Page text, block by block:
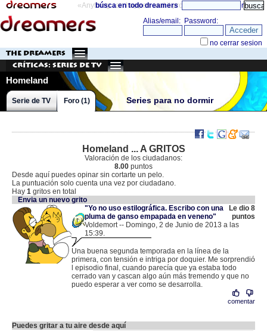
«Anything can happen and it probably will» directorio
búsca en todo dreamers
THE DREAMERS
Críticas: Series de TV
Homeland
Series para no dormir
Serie de TV Foro (1)
Homeland ... A GRITOS
Valoración de los ciudadanos:
8.00 puntos
Desde aquí puedes opinar sin cortarte un pelo.
La puntuación solo cuenta una vez por ciudadano.
Hay 1 gritos en total
Envia un nuevo grito
"Yo no uso estilográfica. Escribo con una
pluma de ganso empapada en veneno"
Le dio 8
puntos
Voldemort -- Domingo, 2 de Junio de 2013 a las
15:39.
Una buena segunda temporada en la línea de la
primera, con tensión e intriga por doquier. Me sorprendió
l episodio final, cuando parecía que ya estaba todo
cerrado van y cascan algo aún más tremendo y que no
puedo esperar a ver como se desarrolla.
comentar
Puedes gritar a tu aire desde aquí